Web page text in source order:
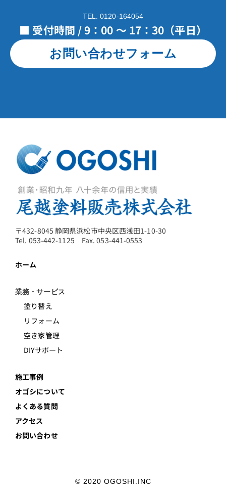
TEL. 0120-164054
■ 受付時間 / 9：00 ～ 17：30（平日）
お問い合わせフォーム
〒432-8045 静岡県浜松市中央区西浅田1-10-30
Tel. 053-442-1125 Fax. 053-441-0553
ホーム
業務・サービス
塗り替え
リフォーム
空き家管理
DIYサポート
施工事例
オゴシについて
よくある質問
アクセス
お問い合わせ
© 2020 OGOSHI.INC